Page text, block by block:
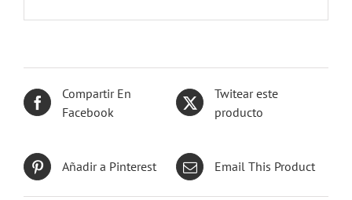
Compartir En
Facebook
Twitear este
producto
Añadir a Pinterest Email This Product